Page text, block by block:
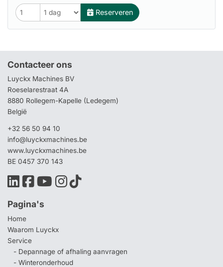
Reserveren
Contacteer ons
Luyckx Machines BV
Roeselarestraat 4A
8880 Rollegem-Kapelle (Ledegem)
België
+32 56 50 94 10
info@luyckxmachines.be
www.luyckxmachines.be
BE 0457 370 143
Pagina's
Home
Waarom Luyckx
Service
- Depannage of afhaling aanvragen
- Winteronderhoud